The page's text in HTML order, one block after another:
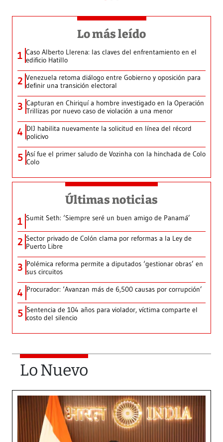
Lo más leído
1 Caso Alberto Llerena: las claves del enfrentamiento en el
edificio Hatillo
2 Venezuela retoma diálogo entre Gobierno y oposición para
definir una transición electoral
3 Capturan en Chiriquí a hombre investigado en la Operación
Trillizas por nuevo caso de violación a una menor
4 DIJ habilita nuevamente la solicitud en línea del récord
policivo
5 Así fue el primer saludo de Vozinha con la hinchada de Colo
Colo
Últimas noticias
1 Sumit Seth: ‘Siempre seré un buen amigo de Panamá’
2 Sector privado de Colón clama por reformas a la Ley de
Puerto Libre
3 Polémica reforma permite a diputados ‘gestionar obras’ en
sus circuitos
4 Procurador: ‘Avanzan más de 6,500 causas por corrupción’
5 Sentencia de 104 años para violador, víctima comparte el
costo del silencio
Lo Nuevo